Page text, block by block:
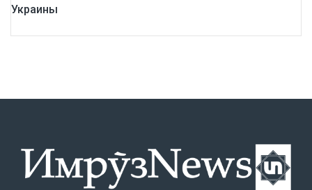
Украины